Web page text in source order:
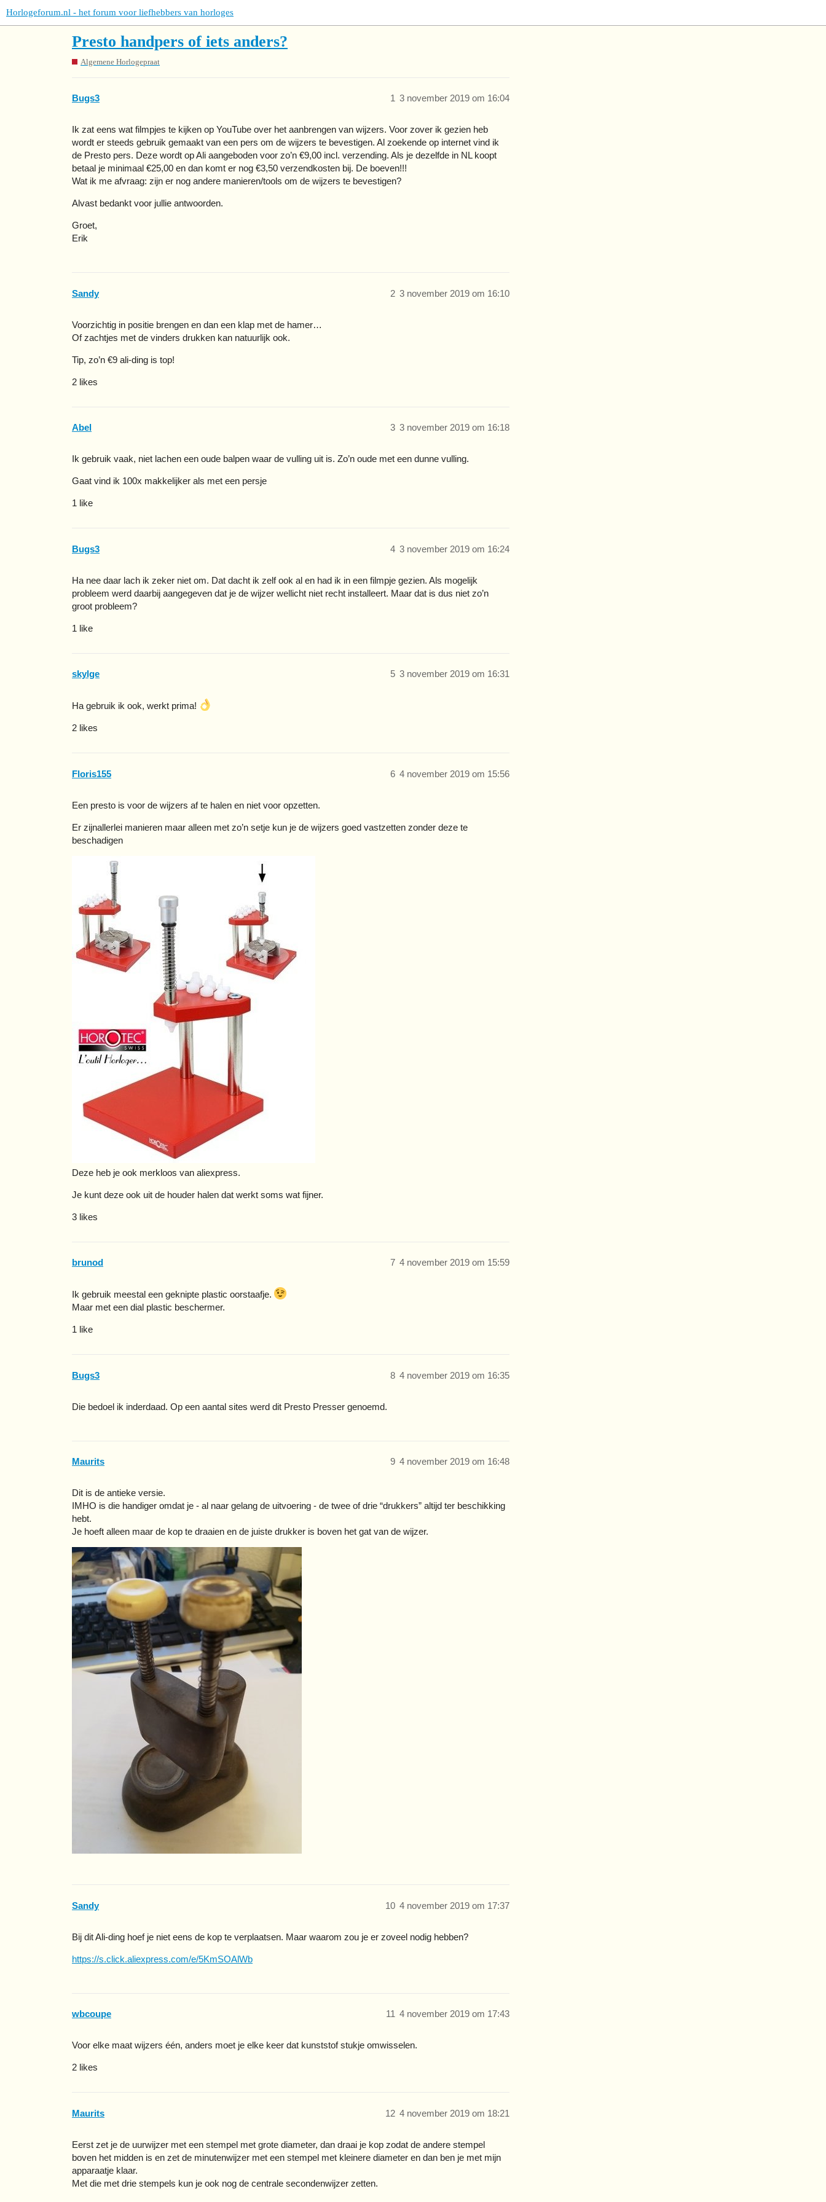
Horlogeforum.nl - het forum voor liefhebbers van horloges
Presto handpers of iets anders?
Algemene Horlogepraat
Bugs3 3 november 2019 om 16:04
1
Ik zat eens wat filmpjes te kijken op YouTube over het aanbrengen van wijzers. Voor zover ik gezien heb
wordt er steeds gebruik gemaakt van een pers om de wijzers te bevestigen. Al zoekende op internet vind ik
de Presto pers. Deze wordt op Ali aangeboden voor zo’n €9,00 incl. verzending. Als je dezelfde in NL koopt
betaal je minimaal €25,00 en dan komt er nog €3,50 verzendkosten bij. De boeven!!!
Wat ik me afvraag: zijn er nog andere manieren/tools om de wijzers te bevestigen?
Alvast bedankt voor jullie antwoorden.
Groet,
Erik
Sandy 3 november 2019 om 16:10
2
Voorzichtig in positie brengen en dan een klap met de hamer…
Of zachtjes met de vinders drukken kan natuurlijk ook.
Tip, zo’n €9 ali-ding is top!
2 likes
Abel 3 november 2019 om 16:18
3
Ik gebruik vaak, niet lachen een oude balpen waar de vulling uit is. Zo’n oude met een dunne vulling.
Gaat vind ik 100x makkelijker als met een persje
1 like
Bugs3 3 november 2019 om 16:24
4
Ha nee daar lach ik zeker niet om. Dat dacht ik zelf ook al en had ik in een filmpje gezien. Als mogelijk
probleem werd daarbij aangegeven dat je de wijzer wellicht niet recht installeert. Maar dat is dus niet zo’n
groot probleem?
1 like
skylge 3 november 2019 om 16:31
5
Ha gebruik ik ook, werkt prima!
2 likes
Floris155 4 november 2019 om 15:56
6
Een presto is voor de wijzers af te halen en niet voor opzetten.
Er zijnallerlei manieren maar alleen met zo’n setje kun je de wijzers goed vastzetten zonder deze te
beschadigen
Deze heb je ook merkloos van aliexpress.
Je kunt deze ook uit de houder halen dat werkt soms wat fijner.
3 likes
brunod 4 november 2019 om 15:59
7
Ik gebruik meestal een geknipte plastic oorstaafje.
Maar met een dial plastic beschermer.
1 like
Bugs3 4 november 2019 om 16:35
8
Die bedoel ik inderdaad. Op een aantal sites werd dit Presto Presser genoemd.
Maurits 4 november 2019 om 16:48
9
Dit is de antieke versie.
IMHO is die handiger omdat je - al naar gelang de uitvoering - de twee of drie “drukkers” altijd ter beschikking
hebt.
Je hoeft alleen maar de kop te draaien en de juiste drukker is boven het gat van de wijzer.
Sandy 4 november 2019 om 17:37
10
Bij dit Ali-ding hoef je niet eens de kop te verplaatsen. Maar waarom zou je er zoveel nodig hebben?
https://s.click.aliexpress.com/e/5KmSOAlWb
wbcoupe 4 november 2019 om 17:43
11
Voor elke maat wijzers één, anders moet je elke keer dat kunststof stukje omwisselen.
2 likes
Maurits 4 november 2019 om 18:21
12
Eerst zet je de uurwijzer met een stempel met grote diameter, dan draai je kop zodat de andere stempel
boven het midden is en zet de minutenwijzer met een stempel met kleinere diameter en dan ben je met mijn
apparaatje klaar.
Met die met drie stempels kun je ook nog de centrale secondenwijzer zetten.